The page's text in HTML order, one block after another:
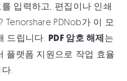
입력하고, 편집이나 인쇄
Tenorshare PDNob가 이 모
드립니다. PDF 암호 해제는
플랫폼 지원으로 작업 효율
.